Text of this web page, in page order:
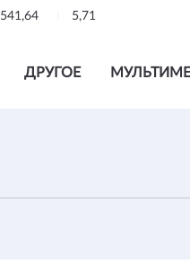
541,64 5,71
ДРУГОЕ